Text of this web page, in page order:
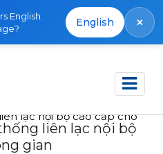
English.
English ×
lạc nội bộ cao cấp cho
liên lạc nội bộ
gian